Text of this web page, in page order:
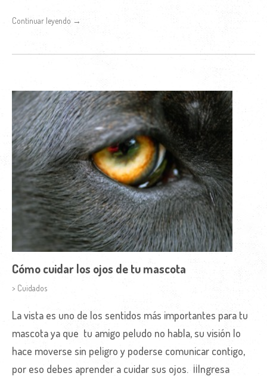
Continuar leyendo →
Cómo cuidar los ojos de tu mascota
> Cuidados
La vista es uno de los sentidos más importantes para tu
mascota ya que tu amigo peludo no habla, su visión lo
hace moverse sin peligro y poderse comunicar contigo,
por eso debes aprender a cuidar sus ojos. ¡¡Ingresa